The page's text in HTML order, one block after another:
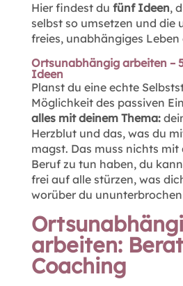
Hier findest du fünf Ideen,
selbst so umsetzen und die
freies, unabhängiges
Ortsunabhängig arbeiten –
Ideen
Planst du eine echte
Möglichkeit des passiven
alles mit deinem Thema:
Herzblut und das, was du
magst. Das muss nichts mit
Beruf zu tun haben, du
frei auf alle stürzen, was
worüber du
arbeiten:
Coaching